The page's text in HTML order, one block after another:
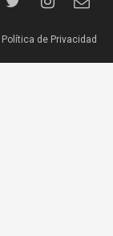
Política de Privacidad